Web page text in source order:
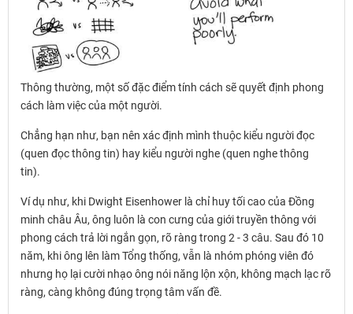
Thông thường, một số đặc điểm tính cách sẽ quyết định phong
cách làm việc của một người.
Chẳng hạn như, bạn nên xác định mình thuộc kiểu người đọc
(quen đọc thông tin) hay kiểu người nghe (quen nghe thông
tin).
Ví dụ như, khi Dwight Eisenhower là chỉ huy tối cao của Đồng
minh châu Âu, ông luôn là con cưng của giới truyền thông với
phong cách trả lời ngắn gọn, rõ ràng trong 2 - 3 câu. Sau đó 10
năm, khi ông lên làm Tổng thống, vẫn là nhóm phóng viên đó
nhưng họ lại cười nhạo ông nói năng lộn xộn, không mạch lạc rõ
ràng, càng không đúng trọng tâm vấn đề.